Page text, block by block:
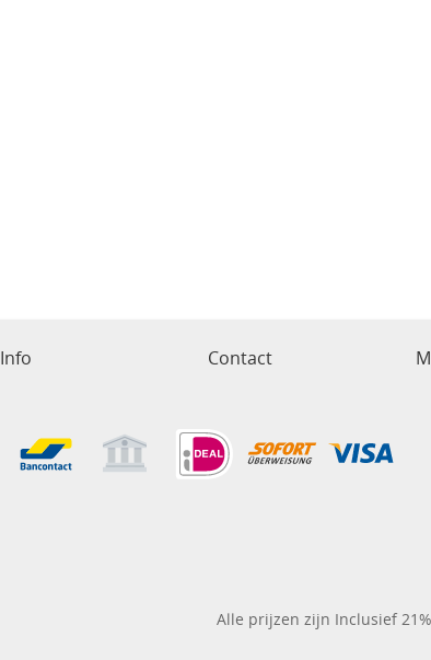
Info Contact
Alle prijzen zijn Inclusief